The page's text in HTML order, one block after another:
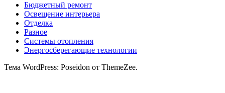
Бюджетный ремонт
Освещение интерьера
Отделка
Разное
Системы отопления
Энергосберегающие технологии
Тема WordPress: Poseidon от ThemeZee.